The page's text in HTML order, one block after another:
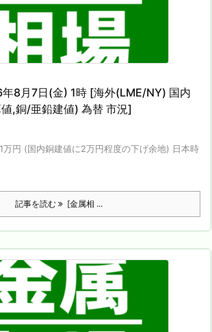
8月7日(金) 1時 [海外(LME/NY) 国内
,銅/亜鉛建値) 為替 市況]
万円 (国内銅建値に2万円程度の下げ余地) 日本時
記事を読む [金属相 ...